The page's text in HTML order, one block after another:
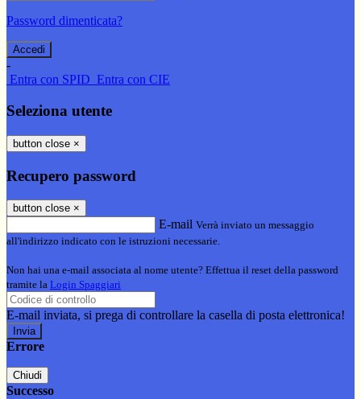
Password dimenticata?
-
Entra con SPID Entra con CIE
Seleziona utente
button close ×
Recupero password
button close ×
E-mail Verrà inviato un messaggio
all'indirizzo indicato con le istruzioni necessarie.
Non hai una e-mail associata al nome utente? Effettua il reset della password
tramite la Login Spaggiari
E-mail inviata, si prega di controllare la casella di posta elettronica!
Errore
Chiudi
Successo